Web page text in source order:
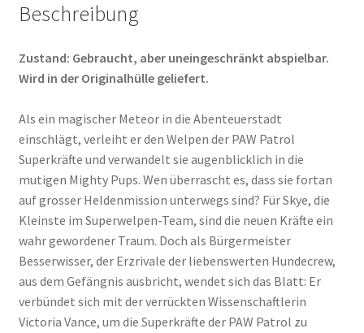
Beschreibung
Zustand: Gebraucht, aber uneingeschränkt abspielbar.
Wird in der Originalhülle geliefert.
Als ein magischer Meteor in die Abenteuerstadt
einschlägt, verleiht er den Welpen der PAW Patrol
Superkräfte und verwandelt sie augenblicklich in die
mutigen Mighty Pups. Wen überrascht es, dass sie fortan
auf grosser Heldenmission unterwegs sind? Für Skye, die
Kleinste im Superwelpen-Team, sind die neuen Kräfte ein
wahr gewordener Traum. Doch als Bürgermeister
Besserwisser, der Erzrivale der liebenswerten Hundecrew,
aus dem Gefängnis ausbricht, wendet sich das Blatt: Er
verbündet sich mit der verrückten Wissenschaftlerin
Victoria Vance, um die Superkräfte der PAW Patrol zu